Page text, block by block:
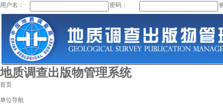
用户名： 密码：
地质调查出版物管理系统
首页
单位导航